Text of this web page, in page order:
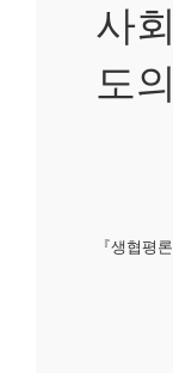
사
도
『생협평